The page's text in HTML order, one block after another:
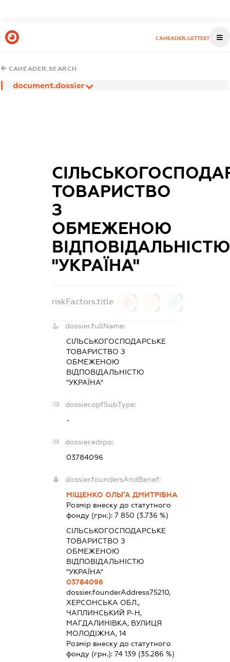
CAHEADER.GETTEST
CAHEADER.SEARCH
document.dossier
ТОВАРИСТВО
З
ОБМЕЖЕНОЮ
"УКРАЇНА"
riskFactors.title
dossier.fullName:
СІЛЬСЬКОГОСПОДАРСЬКЕ
ТОВАРИСТВО З
ОБМЕЖЕНОЮ
ВІДПОВІДАЛЬНІСТЮ
"УКРАЇНА"
dossier.opfSubType:
-
dossier.edrpo:
03784096
dossier.foundersAndBenef:
МІЩЕНКО ОЛЬГА ДМИТРІВНА
Розмір внеску до статутного
фонду (грн.):7 850 (3.736 %)
СІЛЬСЬКОГОСПОДАРСЬКЕ
ТОВАРИСТВО З
ОБМЕЖЕНОЮ
ВІДПОВІДАЛЬНІСТЮ
"УКРАЇНА"
03784096
dossier.founderAddress75210,
ХЕРСОНСЬКА ОБЛ.,
ЧАПЛИНСЬКИЙ Р-Н,
МАГДАЛИНІВКА, ВУЛИЦЯ
МОЛОДІЖНА, 14
Розмір внеску до статутного
фонду (грн.):74 139 (35.286 %)